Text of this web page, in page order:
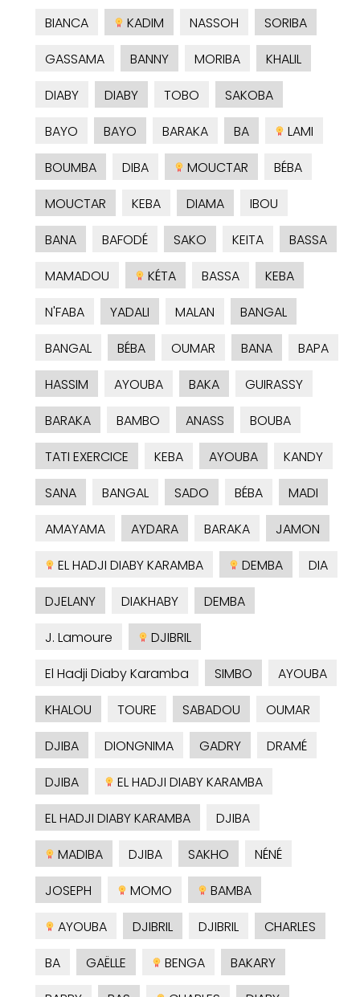
BIANCA
KADIM NASSOH
SORIBA
GASSAMA
BANNY MORIBA
KHALIL
DIABY
DIABY TOBO
SAKOBA
BAYO
BAYO BARAKA BA
LAMI
BOUMBA
DIBA MOUCTAR
BÉBA
MOUCTAR
KEBA DIAMA
IBOU
BANA
BAFODÉ SAKO KEITA
BASSA
MAMADOU
KÉTA BASSA
KEBA
N'FABA
YADALI MALAN
BANGAL
BANGAL
BÉBA OUMAR BANA
BAPA
HASSIM
AYOUBA BAKA
GUIRASSY
BARAKA
BAMBO ANASS
BOUBA
TATI EXERCICE
KEBA AYOUBA
KANDY
SANA
BANGAL SADO BÉBA
MADI
AMAYAMA
AYDARA BARAKA
JAMON
EL HADJI DIABY KARAMBA
DEMBA
DIA
DJELANY
DIAKHABY
DEMBA
J. Lamoure
DJIBRIL
El Hadji Diaby Karamba
SIMBO
AYOUBA
KHALOU
TOURE SABADOU
OUMAR
DJIBA
DIONGNIMA GADRY
DRAMÉ
DJIBA
EL HADJI DIABY KARAMBA
EL HADJI DIABY KARAMBA
DJIBA
MADIBA
DJIBA SAKHO
NÉNÉ
JOSEPH
MOMO
BAMBA
AYOUBA
DJIBRIL DJIBRIL
CHARLES
BA
GAËLLE BENGA
BAKARY